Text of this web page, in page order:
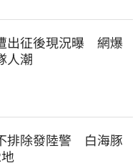
出征後現況曝　網爆
人潮
排除發陸警　白海豚